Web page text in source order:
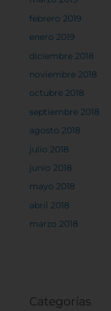
febrero 2019
enero 2019
diciembre 2018
noviembre 2018
octubre 2018
septiembre 2018
agosto 2018
julio 2018
junio 2018
mayo 2018
abril 2018
marzo 2018
Categorías